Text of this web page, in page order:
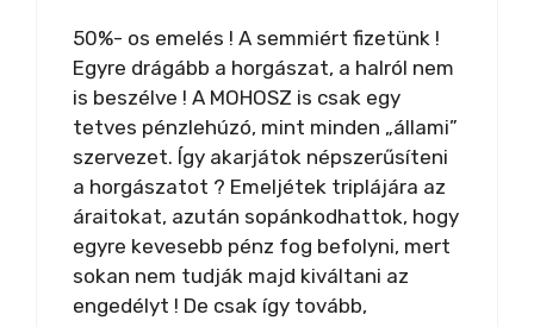
50%- os emelés ! A semmiért fizetünk !
Egyre drágább a horgászat, a halról nem
is beszélve ! A MOHOSZ is csak egy
tetves pénzlehúzó, mint minden „állami”
szervezet. Így akarjátok népszerűsíteni
a horgászatot ? Emeljétek triplájára az
áraitokat, azután sopánkodhattok, hogy
egyre kevesebb pénz fog befolyni, mert
sokan nem tudják majd kiváltani az
engedélyt ! De csak így tovább,